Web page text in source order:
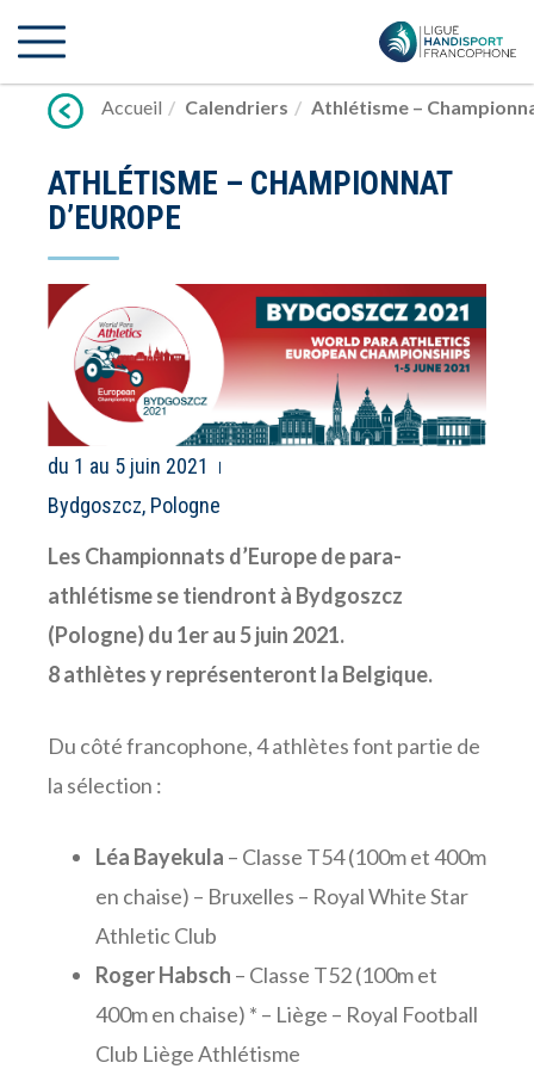
vers
Accueil
Calendriers Athlétisme –
ATHLÉTISME – CHAMPIONNAT
D’EUROPE
du 1 au 5 juin 2021
Bydgoszcz, Pologne
Les Championnats d’Europe de para-
athlétisme se tiendront à Bydgoszcz
(Pologne) du 1er au 5 juin 2021.
8 athlètes y représenteront la Belgique.
Du côté francophone, 4 athlètes font partie de
la sélection :
Léa Bayekula – Classe T54 (100m et 400m
en chaise) – Bruxelles – Royal White Star
Athletic Club
Roger Habsch – Classe T52 (100m et
400m en chaise) * – Liège – Royal Football
Club Liège Athlétisme